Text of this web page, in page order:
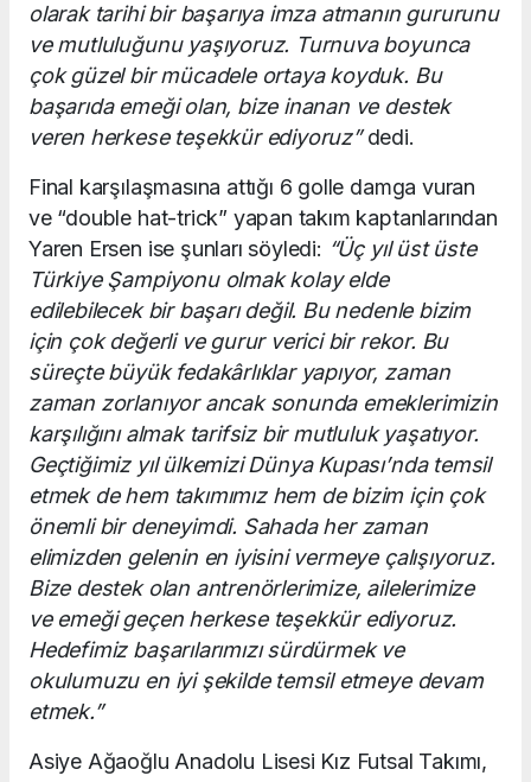
olarak tarihi bir başarıya imza atmanın gururunu
ve mutluluğunu yaşıyoruz. Turnuva boyunca
çok güzel bir mücadele ortaya koyduk. Bu
başarıda emeği olan, bize inanan ve destek
veren herkese teşekkür ediyoruz”dedi.
Final karşılaşmasına attığı 6 golle damga vuran
ve “double hat-trick” yapan takım kaptanlarından
Yaren Ersen ise şunları söyledi: “Üç yıl üst üste
Türkiye Şampiyonu olmak kolay elde
edilebilecek bir başarı değil. Bu nedenle bizim
için çok değerli ve gurur verici bir rekor. Bu
süreçte büyük fedakârlıklar yapıyor, zaman
zaman zorlanıyor ancak sonunda emeklerimizin
karşılığını almak tarifsiz bir mutluluk yaşatıyor.
Geçtiğimiz yıl ülkemizi Dünya Kupası’nda temsil
etmek de hem takımımız hem de bizim için çok
önemli bir deneyimdi. Sahada her zaman
elimizden gelenin en iyisini vermeye çalışıyoruz.
Bize destek olan antrenörlerimize, ailelerimize
ve emeği geçen herkese teşekkür ediyoruz.
Hedefimiz başarılarımızı sürdürmek ve
okulumuzu en iyi şekilde temsil etmeye devam
etmek.”
Asiye Ağaoğlu Anadolu Lisesi Kız Futsal Takımı,